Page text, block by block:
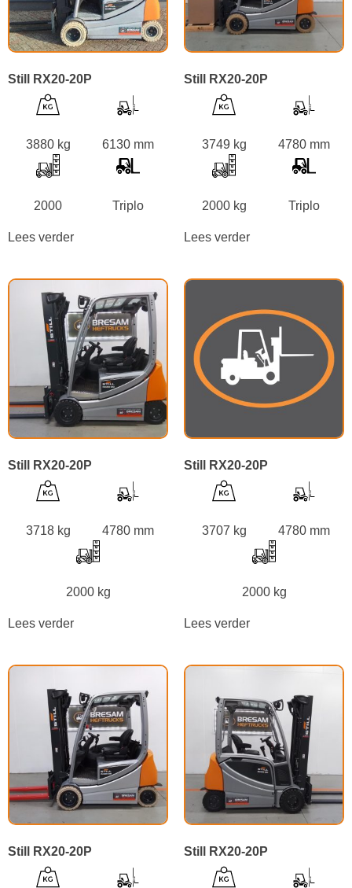
Still RX20-20P
3880 kg 6130 mm
2000 Triplo
Lees verder
Still RX20-20P
3749 kg 4780 mm
2000 kg Triplo
Lees verder
Still RX20-20P
3718 kg 4780 mm
2000 kg
Lees verder
Still RX20-20P
3707 kg 4780 mm
2000 kg
Lees verder
Still RX20-20P Still RX20-20P